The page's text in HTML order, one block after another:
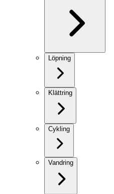
Löpning
Klättring
Cykling
Vandring